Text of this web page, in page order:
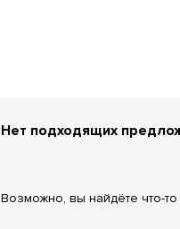
Нет подходящих
Возможно, вы найдёте что-